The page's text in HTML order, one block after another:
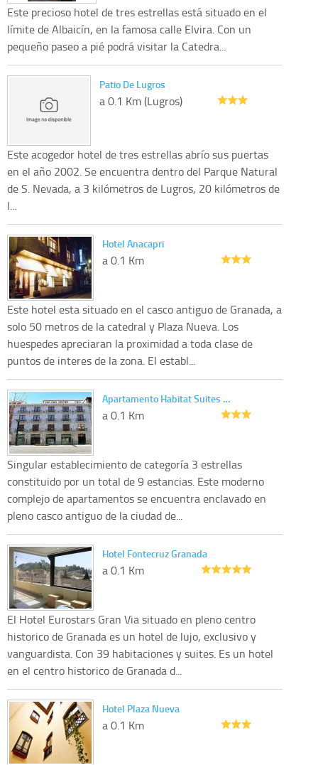
Este precioso hotel de tres estrellas está situado en el
límite de Albaicín, en la famosa calle Elvira. Con un
pequeño paseo a pié podrá visitar la Catedra...
Patio De Lugros
a 0.1 Km (Lugros)
Este acogedor hotel de tres estrellas abrío sus puertas
en el año 2002. Se encuentra dentro del Parque Natural
de S. Nevada, a 3 kilómetros de Lugros, 20 kilómetros de
l...
Hotel Anacapri
a 0.1 Km
Este hotel esta situado en el casco antiguo de Granada, a
solo 50 metros de la catedral y Plaza Nueva. Los
huespedes apreciaran la proximidad a toda clase de
puntos de interes de la zona. El establ...
Apartamento Habitat Suites …
a 0.1 Km
Singular establecimiento de categoría 3 estrellas
constituido por un total de 9 estancias. Este moderno
complejo de apartamentos se encuentra enclavado en
pleno casco antiguo de la ciudad de...
Hotel Fontecruz Granada
a 0.1 Km
El Hotel Eurostars Gran Via situado en pleno centro
historico de Granada es un hotel de lujo, exclusivo y
vanguardista. Con 39 habitaciones y suites. Es un hotel
en el centro historico de Granada d...
Hotel Plaza Nueva
a 0.1 Km